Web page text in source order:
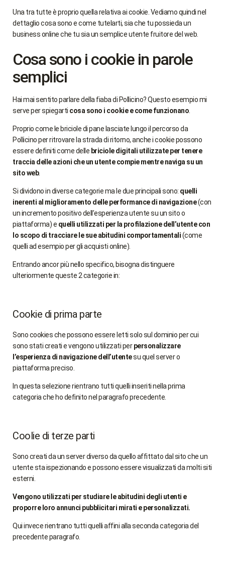
Una tra tutte è proprio quella relativa ai cookie. Vediamo quindi nel
dettaglio cosa sono e come tutelarti, sia che tu possieda un
business online che tu sia un semplice utente fruitore del web.
Cosa sono i cookie in parole
semplici
Hai mai sentito parlare della fiaba di Pollicino? Questo esempio mi
serve per spiegarti cosa sono i cookie e come funzionano
Proprio come le briciole di pane lasciate lungo il percorso da
Pollicino per ritrovare la strada di ritorno, anche i cookie possono
essere definiti come delle briciole digitali utilizzate per tenere
traccia delle azioni che un utente compie mentre naviga su un
sito web.
Si dividono in diverse categorie ma le due principali sono: quelli
inerenti al miglioramento delle performance di navigazione(con
un incremento positivo dell’esperienza utente su un sito o
piattaforma) e quelli utilizzati per la profilazione dell’utente con
lo scopo di tracciare le sue abitudini comportamentali(come
quelli ad esempio per gli acquisti online).
Entrando ancor più nello specifico, bisogna distinguere
ulteriormente queste 2 categorie in:
Cookie di prima parte
Sono cookies che possono essere letti solo sul dominio per cui
sono stati creati e vengono utilizzati perpersonalizzare
l’esperienza di navigazione dell’utentesu quel server o
piattaforma preciso.
In questa selezione rientrano tutti quelli inseriti nella prima
categoria che ho definito nel paragrafo precedente.
Coolie di terze parti
Sono creati da un server diverso da quello affittato dal sito che un
utente sta ispezionando e possono essere visualizzati da molti siti
esterni.
Vengono utilizzati per studiare le abitudini degli utenti e
proporre loro annunci pubblicitari mirati e personalizzati.
Qui invece rientrano tutti quelli affini alla seconda categoria del
precedente paragrafo.